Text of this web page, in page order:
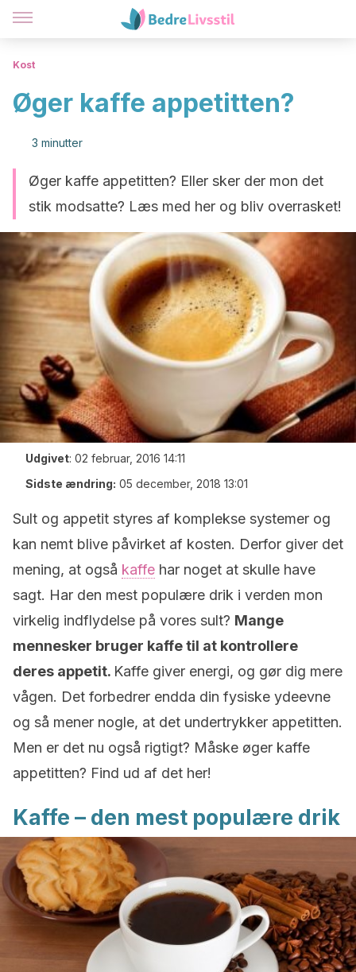
Kost
Øger kaffe appetitten?
3 minutter
Øger kaffe appetitten? Eller sker der mon det
stik modsatte? Læs med her og bliv overrasket!
Udgivet: 02 februar, 2016 14:11
Sidste ændring: 05 december, 2018 13:01
Sult og appetit styres af komplekse systemer og
kan nemt blive påvirket af kosten. Derfor giver det
mening, at også kaffe har noget at skulle have
sagt. Har den mest populære drik i verden mon
virkelig indflydelse på vores sult? Mange
mennesker bruger kaffetil at kontrollere
deres appetit. Kaffe giver energi, og gør dig mere
vågen. Det forbedrer endda din fysiske ydeevne
og så mener nogle, at det undertrykker appetitten.
Men er det nu også rigtigt? Måske øger kaffe
appetitten? Find ud af det her!
Kaffe – den mest populære drik